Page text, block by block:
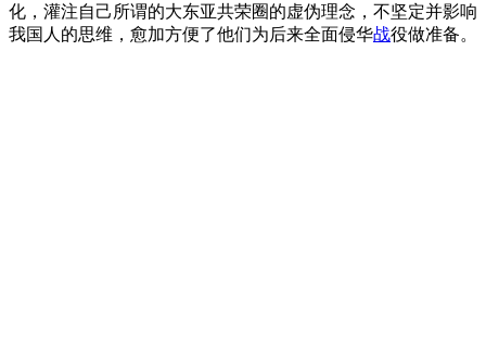
化，灌注自己所谓的大东亚共荣圈的虚伪理念，不坚定并影响
我国人的思维，愈加方便了他们为后来全面侵华战役做准备。